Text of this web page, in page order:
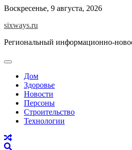
Перейти
содержимому
Воскресенье, 9 августа, 2026
sixways.ru
Региональный информационно-
Дом
Здоровье
Новости
Персоны
Строительство
Технологии